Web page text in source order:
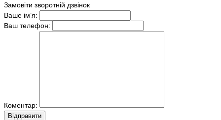
Замовіти зворотній дзвінок
Ваше ім’я:
Ваш телефон:
Коментар:
Вiдправити